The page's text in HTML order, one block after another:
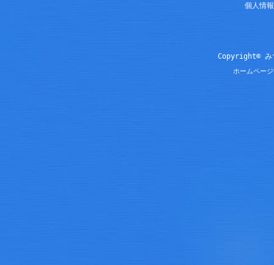
個人情
Copyright© み
ホームペー